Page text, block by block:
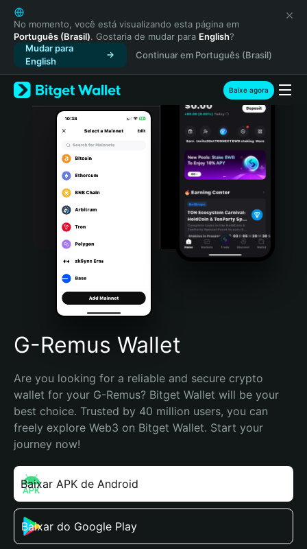
English
日本語
Tiếng Việt
Русский
Español (Latinoamérica)
Türkçe
Italiano
Português (Portugal)
Bahasa Indonesia
Português (Brasil)
Español (Argentina)
No momento, você está visualizando esta página em
Português (Brasil). Gostaria de mudar para English?
Mudar para
English
Continuar em Português (Brasil)
Baixe agora
G-Remus Wallet
Are you looking for a reliable and secure crypto
wallet for your G-Remus? Bitget Wallet will be your
best choice. Trusted by 40 million users, you can
freely explore Web3 on Bitget Wallet. Start your
journey now!
Baixar APK de Android
Baixar do Google Play